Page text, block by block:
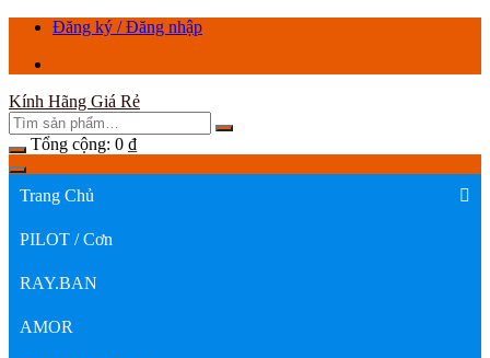
ChuyểnĐăng ký / Đăng nhập
Kính Hãng Giá Rẻ
Tổng cộng: 0 ₫
Trang Chủ
PILOT / Cơn
RAY.BAN
AMOR